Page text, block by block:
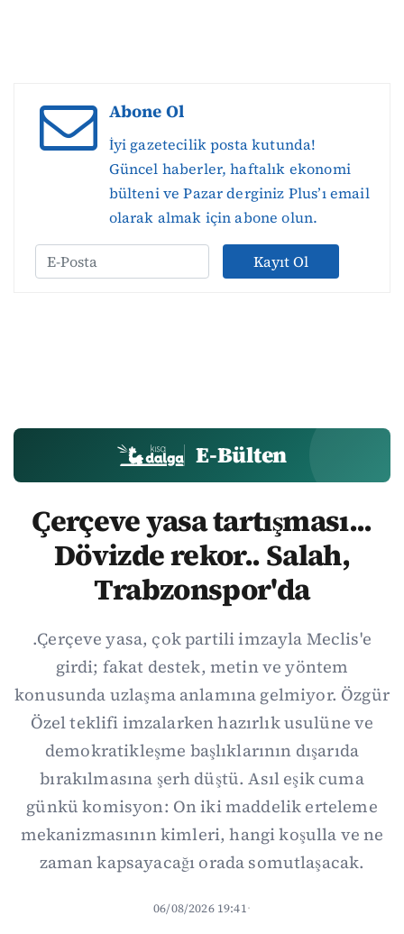
Abone Ol
İyi gazetecilik posta kutunda!
Güncel haberler, haftalık ekonomi
bülteni ve Pazar derginiz Plus’ı email
olarak almak için abone olun.
Kayıt Ol
E-Bülten
Çerçeve yasa tartışması...
Dövizde rekor.. Salah,
Trabzonspor'da
.Çerçeve yasa, çok partili imzayla Meclis'e
girdi; fakat destek, metin ve yöntem
konusunda uzlaşma anlamına gelmiyor. Özgür
Özel teklifi imzalarken hazırlık usulüne ve
demokratikleşme başlıklarının dışarıda
bırakılmasına şerh düştü. Asıl eşik cuma
günkü komisyon: On iki maddelik erteleme
mekanizmasının kimleri, hangi koşulla ve ne
zaman kapsayacağı orada somutlaşacak.
06/08/2026 19:41·